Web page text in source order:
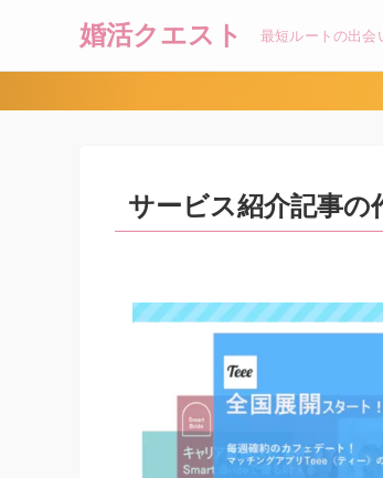
婚活クエスト 最短ルートの出会
サービス紹介記事の